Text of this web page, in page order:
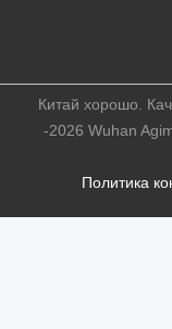
Политика
Китай хорошо.
-2026 Wuhan